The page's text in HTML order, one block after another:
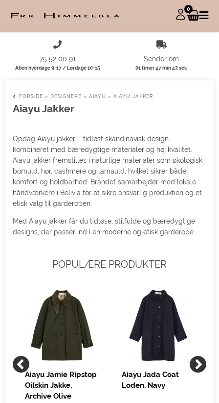
0
75 52 00 91
Åben hverdage 9-17 / Lørdage 10-15
Sender om
01 timer 47 min 42 sek
FORSIDE » DESIGNERE »AIAYU »AIAYU JAKKER
Aiayu Jakker
Opdag Aiayu jakker – tidløst skandinavisk design
kombineret med bæredygtige materialer og høj kvalitet.
Aiayu jakker fremstilles i naturlige materialer som økologisk
bomuld, hør, cashmere og lamauld, hvilket sikrer både
komfort og holdbarhed. Brandet samarbejder med lokale
håndværkere i Bolivia for at sikre ansvarlig produktion og et
etisk valg til garderoben.
Med Aiayu jakker får du tidløse, stilfulde og bæredygtige
designs, der passer ind i en moderne og etisk garderobe.
POPULÆRE PRODUKTER
Aiayu Jamie Ripstop
Oilskin Jakke,
Archive Olive
Aiayu Jada Coat
Loden, Navy